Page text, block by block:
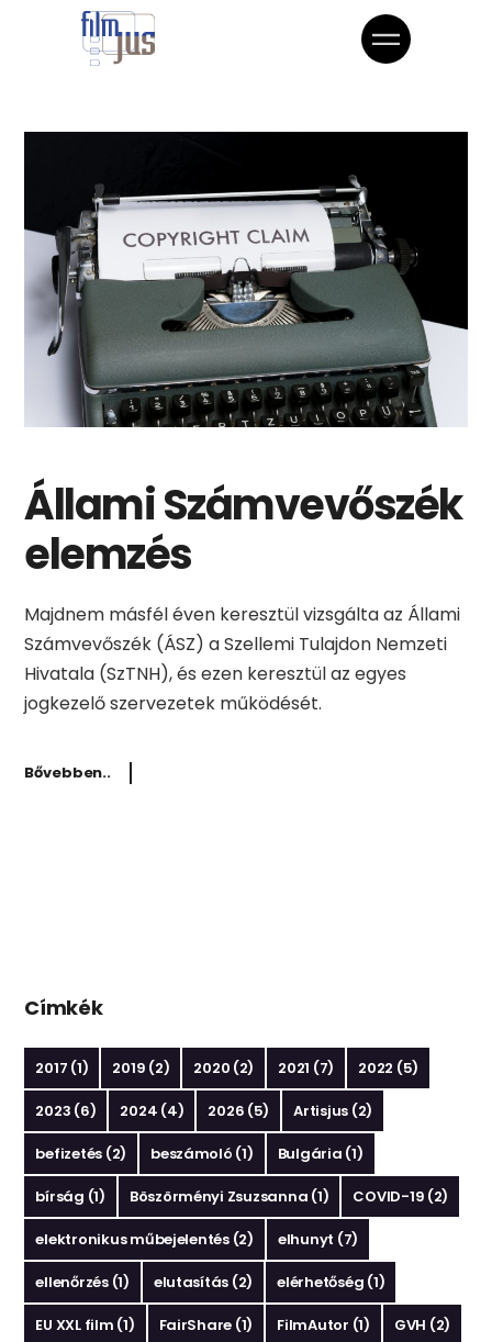
Állami Számvevőszék
elemzés
Majdnem másfél éven keresztül vizsgálta az Állami
Számvevőszék (ÁSZ) a Szellemi Tulajdon Nemzeti
Hivatala (SzTNH), és ezen keresztül az egyes
jogkezelő szervezetek működését.
Bővebben..
Címkék
2017 (1) 2019 (2) 2020 (2) 2021 (7) 2022 (5)
2023 (6) 2024 (4) 2026 (5) Artisjus (2)
befizetés (2) beszámoló (1) Bulgária (1)
bírság (1) Böszörményi Zsuzsanna (1) COVID-19 (2)
elektronikus műbejelentés(2) elhunyt (7)
ellenőrzés(1) elutasítás (2) elérhetőség (1)
EU XXL film (1) FairShare (1) FilmAutor (1) GVH (2)